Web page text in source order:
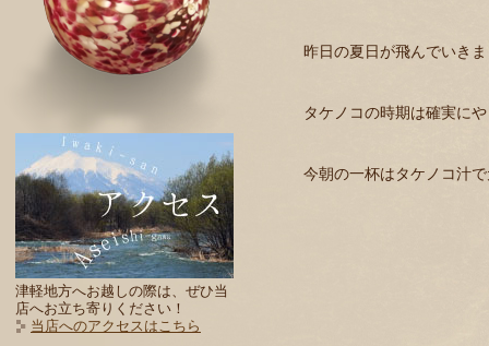
津軽地方へお越しの際は、ぜひ当
店へお立ち寄りください！
当店へのアクセスはこちら
昨日の夏日が飛んでいき
タケノコの時期は確実に
今朝の一杯はタケノコ汁